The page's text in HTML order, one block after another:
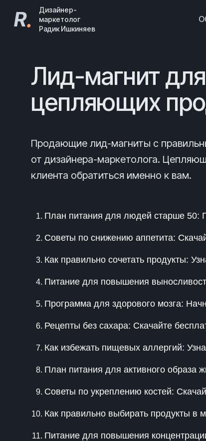
R.
Дизайнер-
маркетолог
Радик Ишкиняев
Лид-магнит
цепляющих
Продающие лид-магниты с
от дизайнера-маркетолога.
клиента обратиться именно к вам.
План питания для людей старше 50:
Советы по снижению аппетита:
Как правильно сочетать продукты:
Питание для повышения
Программа для здорового мозга:
Рецепты без сахара: Скачайте
Как избежать пищевых аллергий:
План питания для активного образа
Советы по укреплению костей:
Как правильно выбирать продукты в
Питание для повышения